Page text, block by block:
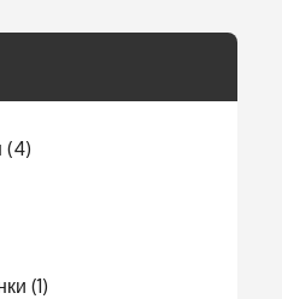
(4)
(1)